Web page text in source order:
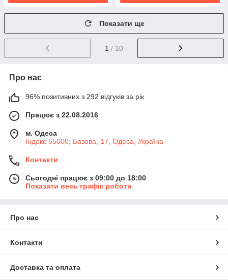
Показати ще
1 / 10
Про нас
96% позитивних з 292 відгуків за рік
Працює з 22.08.2016
м. Одеса
Індекс 65000; Базова, 17, Одеса, Україна
Контакти
Сьогодні працює з 09:00 до 18:00
Показати весь графік роботи
Про нас
Контакти
Доставка та оплата